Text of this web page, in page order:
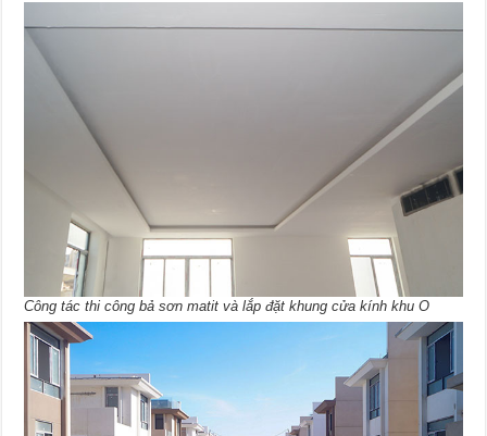
Công tác thi công bả sơn matit và lắp đặt khung cửa kính khu O